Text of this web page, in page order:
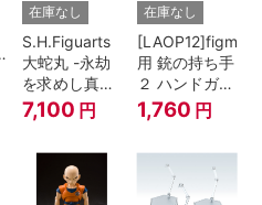
在庫なし
S.H.Figuarts
大蛇丸 -永劫
を求めし真理
の探究者-
『NARUTO-
7,100 円
在庫なし
[LAOP12]figma
用 銃の持ち手
２ ハンドガン
セット
1,760 円